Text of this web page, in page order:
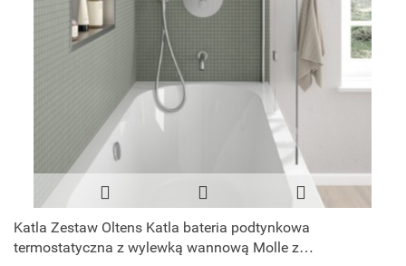
Katla Zestaw Oltens Katla bateria podtynkowa
termostatyczna z wylewką wannową Molle z